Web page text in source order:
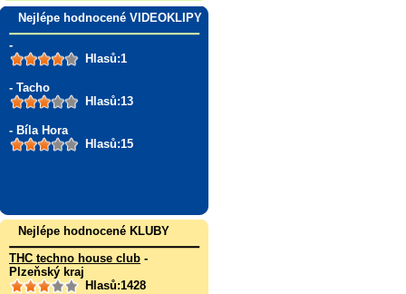
Nejlépe hodnocené VIDEOKLIPY
-
Hlasů:1
- Tacho
Hlasů:13
- Bíla Hora
Hlasů:15
Nejlépe hodnocené KLUBY
THC techno house club -
Plzeňský kraj
Hlasů:1428